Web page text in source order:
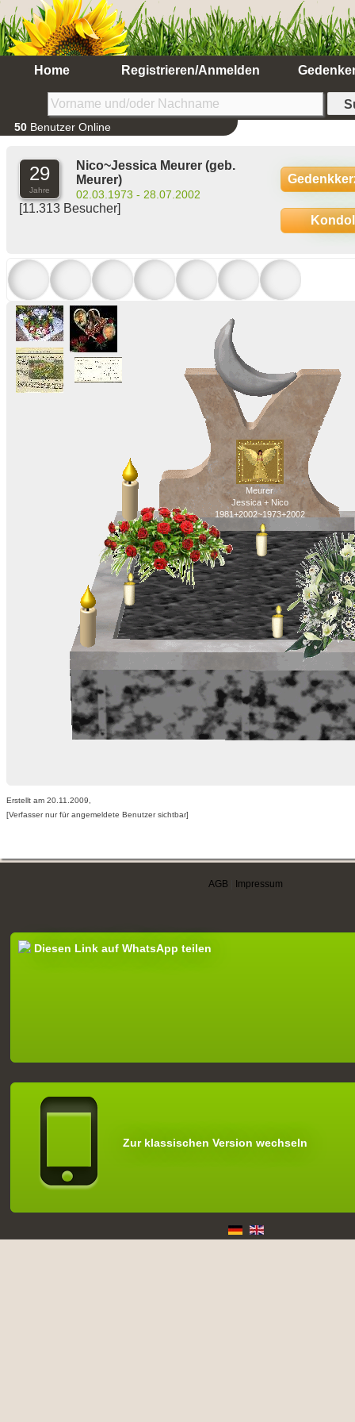
Home Registrieren/Anmelden
50 Benutzer Online
29
Jahre
Nico~Jessica Meurer (geb.
Meurer)
02.03.1973 - 28.07.2002
[11.313 Besucher]
Meurer
Jessica + Nico
1981+2002~1973+2002
Erstellt am 20.11.2009,
[Verfasser nur für angemeldete Benutzer sichtbar]
AGB Impressum
Diesen Link auf WhatsApp teilen
Zur klassischen Version wechseln